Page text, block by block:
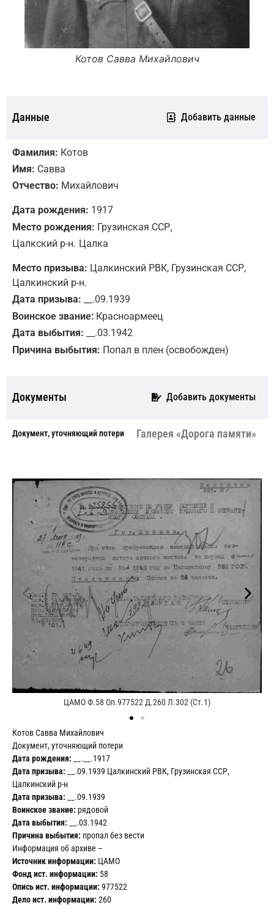
Котов Савва Михайлович
Данные Добавить данные
Фамилия: Котов
Имя: Савва
Отчество: Михайлович
Дата рождения: 1917
Место рождения: Грузинская ССР,
Цалкский р-н. Цалка
Место призыва: Цалкинский РВК, Грузинская ССР,
Цалкинский р-н.
Дата призыва: __.09.1939
Воинское звание: Красноармеец
Дата выбытия: __.03.1942
Причина выбытия: Попал в плен (освобожден)
Документы Добавить документы
Документ, уточняющий потери Галерея «Дорога памяти»
ЦАМО Ф.58 Оп.977522 Д.260 Л.302 (Ст.1)
Котов Савва Михайлович
Документ, уточняющий потери
Дата рождения: __.__.1917
Дата призыва: __.09.1939 Цалкинский РВК, Грузинская ССР,
Цалкинский р-н
Дата призыва: __.09.1939
Воинское звание: рядовой
Дата выбытия: __.03.1942
Причина выбытия: пропал без вести
Информация об архиве –
Источник информации: ЦАМО
Фонд ист. информации: 58
Опись ист. информации: 977522
Дело ист. информации: 260